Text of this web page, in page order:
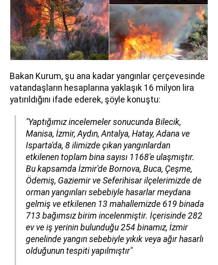
Bakan Kurum, şu ana kadar yangınlar çerçevesinde
vatandaşların hesaplarına yaklaşık 16 milyon lira
yatırıldığını ifade ederek, şöyle konuştu:
"Yaptığımız incelemeler sonucunda Bilecik,
Manisa, İzmir, Aydın, Antalya, Hatay, Adana ve
Isparta'da, 8 ilimizde çıkan yangınlardan
etkilenen toplam bina sayısı 1168'e ulaşmıştır.
Bu kapsamda İzmir'de Bornova, Buca, Çeşme,
Ödemiş, Gaziemir ve Seferihisar ilçelerimizde de
orman yangınları sebebiyle hasarlar meydana
gelmiş ve etkilenen 13 mahallemizde 619 binada
713 bağımsız birim incelenmiştir. İçerisinde 282
ev ve iş yerinin bulunduğu 254 binamız, İzmir
genelinde yangın sebebiyle yıkık veya ağır hasarlı
olduğunun tespiti yapılmıştır"